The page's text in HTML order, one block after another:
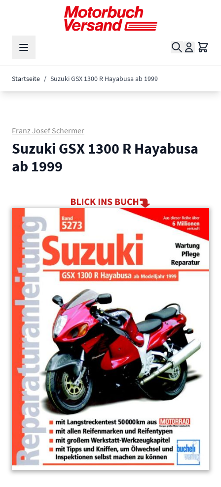
Zum Inhalt springen
Suche
Startseite / Suzuki GSX 1300 R Hayabusa ab 1999
Franz Josef Schermer
Suzuki GSX 1300 R Hayabusa
ab 1999
Main image
Click to view image in fullscreen